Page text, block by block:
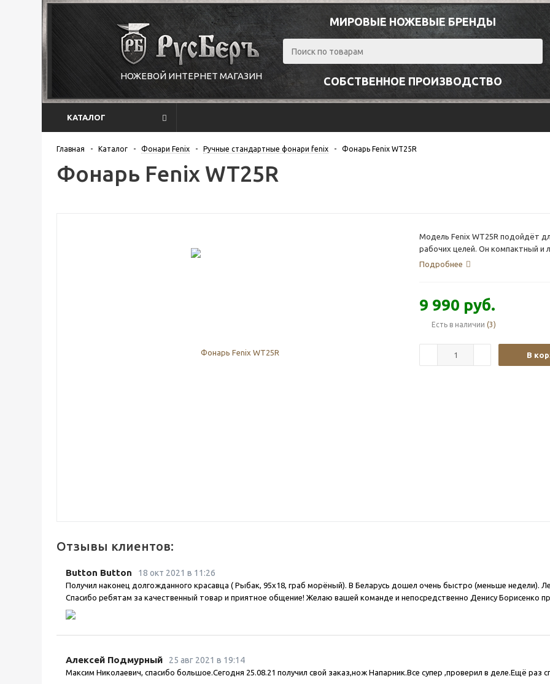
НОЖЕВОЙ ИНТЕРНЕТ МАГАЗИН
МИРОВЫЕ НОЖЕВЫЕ БРЕНДЫ
СОБСТВЕННОЕ ПРОИЗВОДСТВО
КАТАЛОГ
Главная - Каталог - Фонари Fenix - Ручные стандартные фонари fenix - Фонарь Fenix WT25R
Фонарь Fenix WT25R
Модель Fenix WT25R подойдёт
рабочих целей. Он компактный и
головной части корпуса
режима. Размеры фонаря:
Подробнее
9 990 руб.
Есть в наличии (3)
В
Отзывы клиентов:
Button Button 18 окт 2021 в 11:26
Получил наконец долгожданного красавца ( Рыбак, 95х18, граб морёный). В Беларусь дошел очень быстро (меньше недели).
Спасибо ребятам за качественный товар и приятное общение! Желаю вашей команде и непосредственно Денису Борисенко
Алексей Подмурный 25 авг 2021 в 19:14
Максим Николаевич, спасибо большое.Сегодня 25.08.21 получил свой заказ,нож Напарник.Все супер ,проверил в деле.Ещё раз